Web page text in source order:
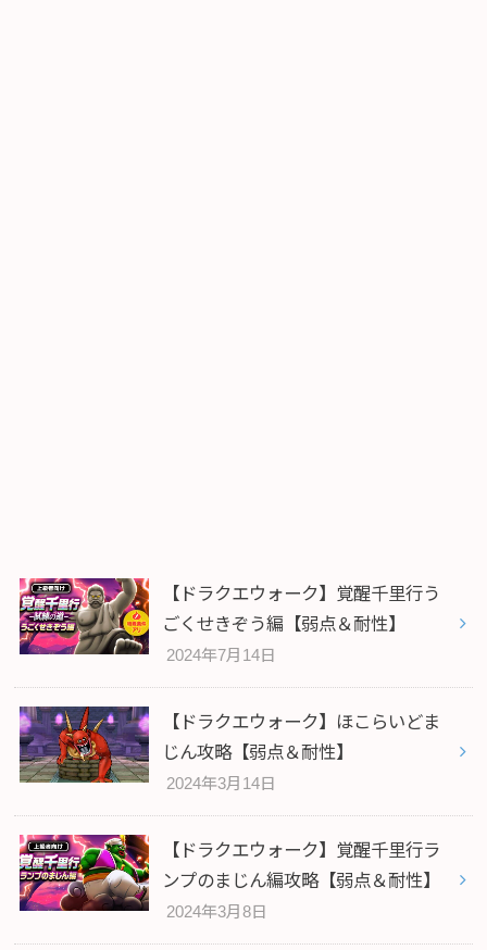
【ドラクエウォーク】覚醒千里行う
ごくせきぞう編【弱点＆耐性】
2024年7月14日
【ドラクエウォーク】ほこらいどま
じん攻略【弱点＆耐性】
2024年3月14日
【ドラクエウォーク】覚醒千里行ラ
ンプのまじん編攻略【弱点＆耐性】
2024年3月8日